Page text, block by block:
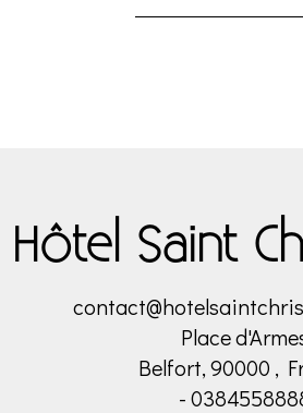
Hôtel Saint
Place
Belfort, 90000 ,
-